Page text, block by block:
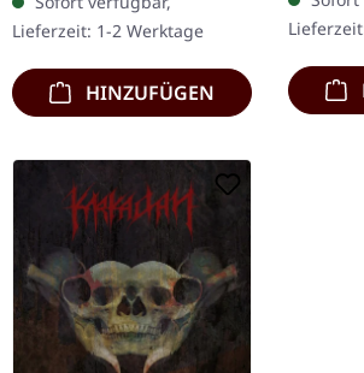
Hölle und dennoch
abwechslungsreich. Das
neue Album…
Lieferzeit: 1-2 Werktage
HINZUFÜGEN
Carver…